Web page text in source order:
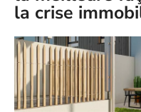
la crise